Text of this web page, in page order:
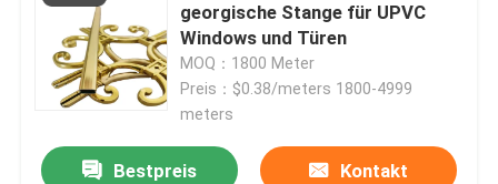
georgische Stange für UPVC
Windows und Türen
MOQ：1800 Meter
Preis：$0.38/meters 1800-4999
meters
Bestpreis Kontakt